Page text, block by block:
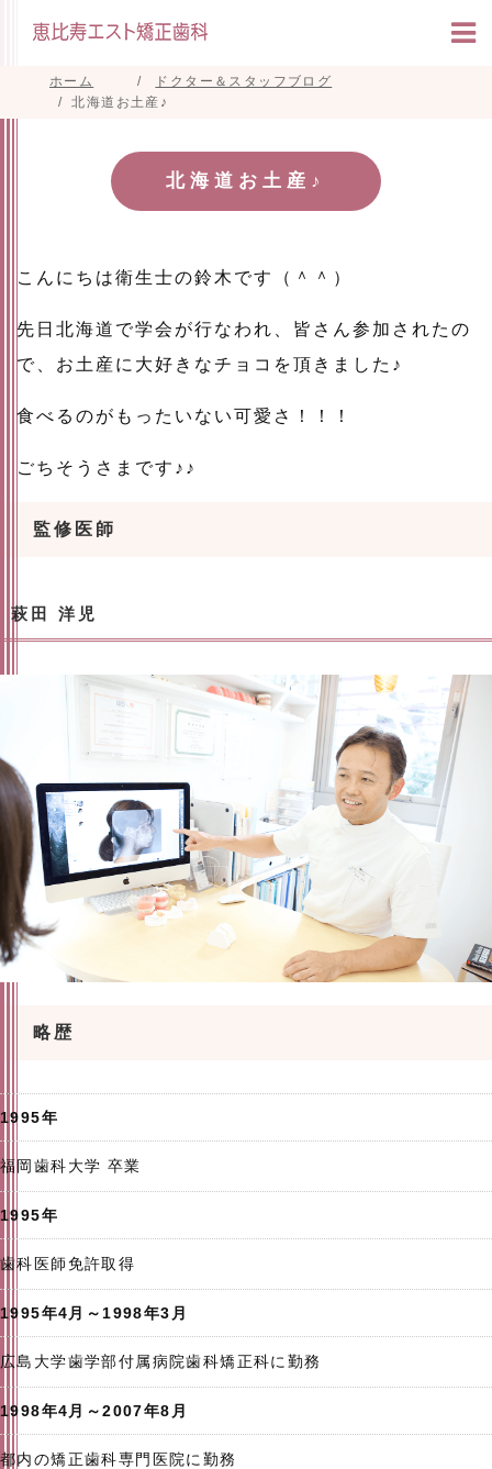
ホーム
ドクター＆スタッフブログ
北海道お土産♪
北海道お土産♪
こんにちは衛生士の鈴木です（＾＾）
先日北海道で学会が行なわれ、皆さん参加されたの
で、お土産に大好きなチョコを頂きました♪
食べるのがもったいない可愛さ！！！
ごちそうさまです♪♪
監修医師
萩田 洋児
略歴
1995年
福岡歯科大学 卒業
1995年
歯科医師免許取得
1995年4月～1998年3月
広島大学歯学部付属病院歯科矯正科に勤務
1998年4月～2007年8月
都内の矯正歯科専門医院に勤務